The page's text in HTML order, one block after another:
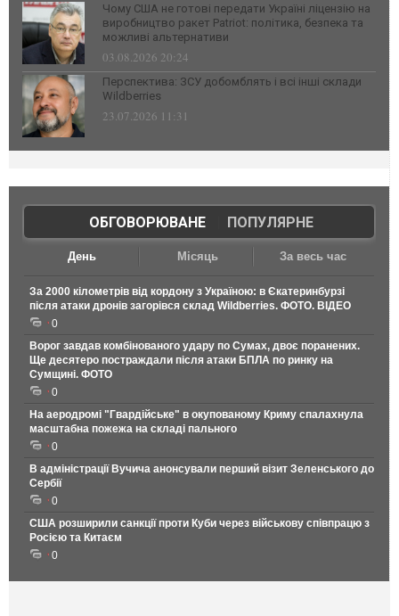
Чому США не готові передати Україні ліцензію на
виробництво ракет Patriot: політика, безпека та
можливі альтернативи
03.08.2026 20:24
Перспектива: ЗСУ добомблять і всі інші склади
Wildberries
23.07.2026 11:31
ОБГОВОРЮВАНЕ| ПОПУЛЯРНЕ
День Місяць За весь час
За 2000 кілометрів від кордону з Україною: в Єкатеринбурзі
після атаки дронів загорівся склад Wildberries. ФОТО. ВІДЕО
0
Ворог завдав комбінованого удару по Сумах, двоє поранених.
Ще десятеро постраждали після атаки БПЛА по ринку на
Сумщині. ФОТО
0
На аеродромі "Гвардійське" в окупованому Криму спалахнула
масштабна пожежа на складі пального
0
В адміністрації Вучича анонсували перший візит Зеленського до
Сербії
0
США розширили санкції проти Куби через військову співпрацю з
Росією та Китаєм
0